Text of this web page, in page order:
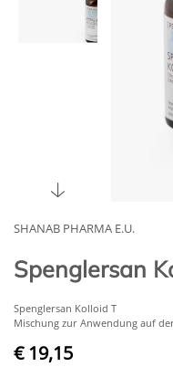
SHANAB PHARMA E.U.
Spenglersan
Spenglersan Kolloid T
Mischung zur Anwendung auf
€ 19,15